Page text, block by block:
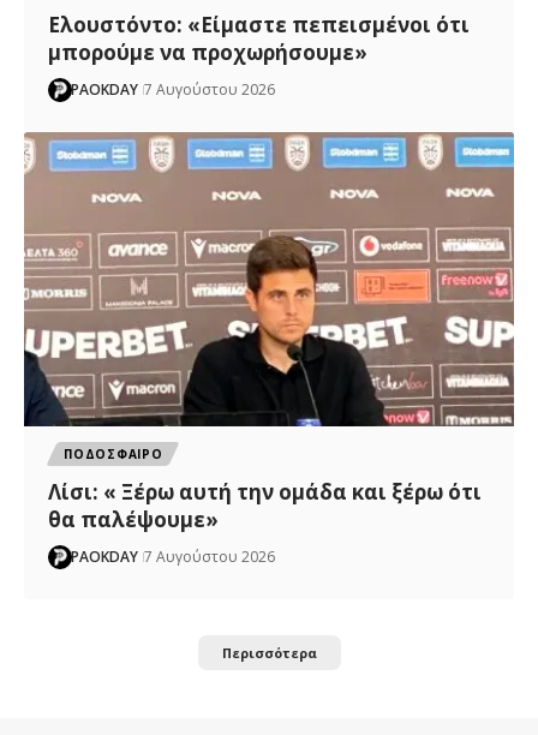
Ελουστόντο: «Είμαστε πεπεισμένοι ότι
μπορούμε να προχωρήσουμε»
PAOKDAY 7 Αυγούστου 2026
ΠΟΔΟΣΦΑΙΡΟ
Λίσι: « Ξέρω αυτή την ομάδα και ξέρω ότι
θα παλέψουμε»
PAOKDAY 7 Αυγούστου 2026
Περισσότερα